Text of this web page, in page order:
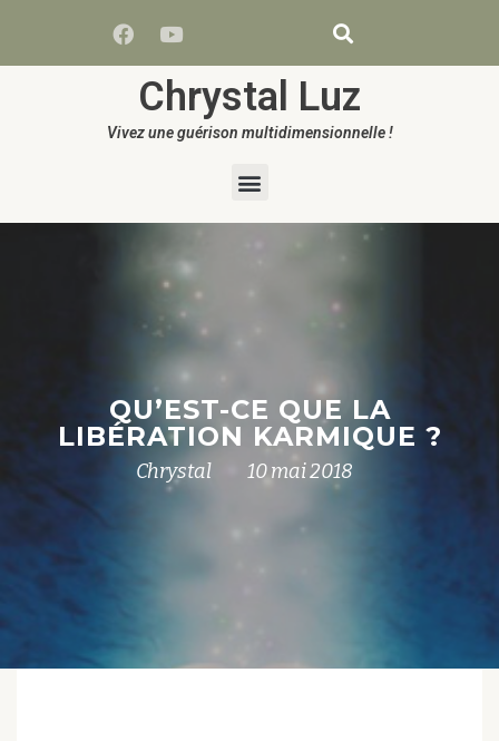
Chrystal Luz
Vivez une guérison multidimensionnelle !
QU’EST-CE QUE LA
LIBÉRATION KARMIQUE ?
Chrystal 10 mai 2018